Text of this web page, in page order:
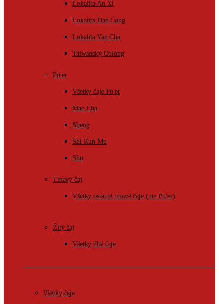
Lokalita An Xi
Lokalita Dan Cong
Lokalita Yan Cha
Taiwanský Oolong
Pu'er
Všetky čaje Pu'er
Mao Cha
Sheng
Shi Kun Mu
Shu
Tmavý čaj
Všetky ostatné tmavé čaje (nie Pu'er)
Žltý čaj
Všetky žlté čaje
Všetky čaje